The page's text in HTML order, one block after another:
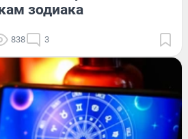
зодиака
838 3